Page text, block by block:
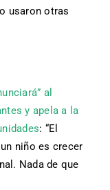
usaron otras
al
y apela a la
: “El
niño es crecer
Nada de que